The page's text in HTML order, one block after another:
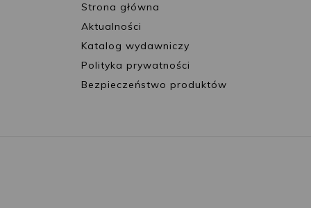
Strona główna
Aktualności
Katalog wydawniczy
Polityka prywatności
Bezpieczeństwo produktów